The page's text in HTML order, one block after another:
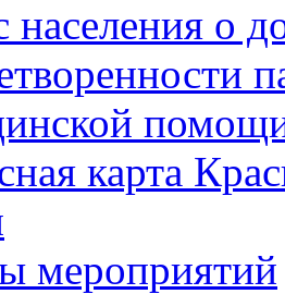
населения о
карта
мероприятий